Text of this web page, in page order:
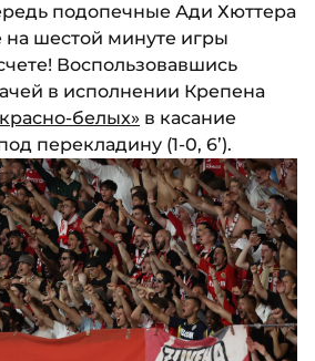
подопечные Ади Хюттера
шестой минуте игры
Воспользовавшись
в исполнении Крепена
белых» в касание
перекладину (1-0, 6’).